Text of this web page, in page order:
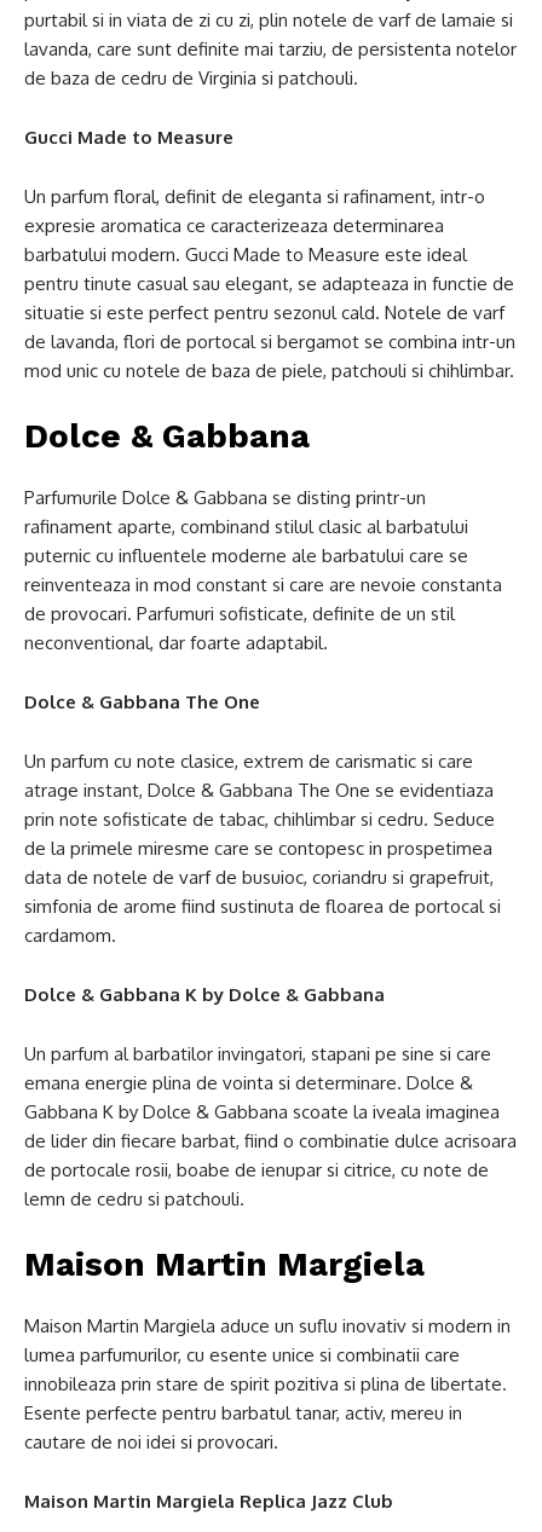
purtabil si in viata de zi cu zi, plin notele de varf de lamaie si
lavanda, care sunt definite mai tarziu, de persistenta notelor
de baza de cedru de Virginia si patchouli.
Gucci Made to Measure
Un parfum floral, definit de eleganta si rafinament, intr-o
expresie aromatica ce caracterizeaza determinarea
barbatului modern. Gucci Made to Measure este ideal
pentru tinute casual sau elegant, se adapteaza in functie de
situatie si este perfect pentru sezonul cald. Notele de varf
de lavanda, flori de portocal si bergamot se combina intr-un
mod unic cu notele de baza de piele, patchouli si chihlimbar.
Dolce & Gabbana
Parfumurile Dolce & Gabbana se disting printr-un
rafinament aparte, combinand stilul clasic al barbatului
puternic cu influentele moderne ale barbatului care se
reinventeaza in mod constant si care are nevoie constanta
de provocari. Parfumuri sofisticate, definite de un stil
neconventional, dar foarte adaptabil.
Dolce & Gabbana The One
Un parfum cu note clasice, extrem de carismatic si care
atrage instant, Dolce & Gabbana The One se evidentiaza
prin note sofisticate de tabac, chihlimbar si cedru. Seduce
de la primele miresme care se contopesc in prospetimea
data de notele de varf de busuioc, coriandru si grapefruit,
simfonia de arome fiind sustinuta de floarea de portocal si
cardamom.
Dolce & Gabbana K by Dolce & Gabbana
Un parfum al barbatilor invingatori, stapani pe sine si care
emana energie plina de vointa si determinare. Dolce &
Gabbana K by Dolce & Gabbana scoate la iveala imaginea
de lider din fiecare barbat, fiind o combinatie dulce acrisoara
de portocale rosii, boabe de ienupar si citrice, cu note de
lemn de cedru si patchouli.
Maison Martin Margiela
Maison Martin Margiela aduce un suflu inovativ si modern in
lumea parfumurilor, cu esente unice si combinatii care
innobileaza prin stare de spirit pozitiva si plina de libertate.
Esente perfecte pentru barbatul tanar, activ, mereu in
cautare de noi idei si provocari.
Maison Martin Margiela Replica Jazz Club